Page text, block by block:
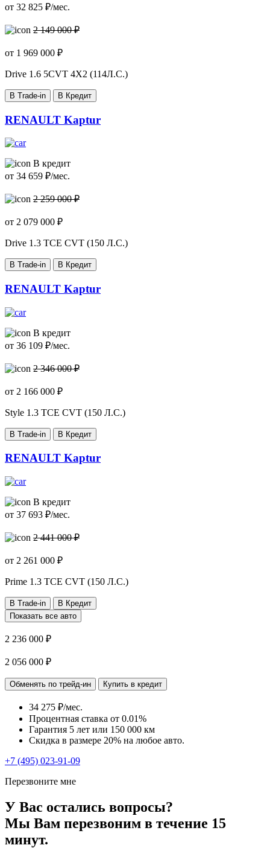
от 32 825 ₽/мес.
2 149 000 ₽
от 1 969 000 ₽
Drive 1.6 5CVT 4X2 (114Л.С.)
В Trade-in В Кредит
RENAULT Kaptur
В кредит
от 34 659 ₽/мес.
2 259 000 ₽
от 2 079 000 ₽
Drive 1.3 TCE CVT (150 Л.С.)
В Trade-in В Кредит
RENAULT Kaptur
В кредит
от 36 109 ₽/мес.
2 346 000 ₽
от 2 166 000 ₽
Style 1.3 TCE CVT (150 Л.С.)
В Trade-in В Кредит
RENAULT Kaptur
В кредит
от 37 693 ₽/мес.
2 441 000 ₽
от 2 261 000 ₽
Prime 1.3 TCE CVT (150 Л.С.)
В Trade-in
В Кредит
Показать все авто
2 236 000 ₽
2 056 000 ₽
Обменять по трейд-ин Купить в кредит
34 275 ₽/мес.
Процентная ставка от 0.01%
Гарантия 5 лет или 150 000 км
Скидка в размере 20% на любое авто.
+7 (495) 023-91-09
Перезвоните мне
У Вас остались вопросы?
Мы Вам перезвоним в течение 15
минут.